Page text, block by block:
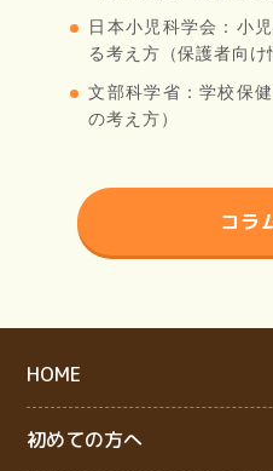
日本小児科学会：小
る考え方（保護者向け
文部科学省：学校保
の考え方）
コラ
HOME
初めての方へ